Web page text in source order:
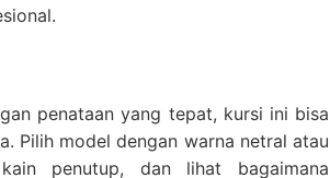
penataan yang tepat, kursi ini bisa
Pilih model dengan warna netral atau
penutup, dan lihat bagaimana